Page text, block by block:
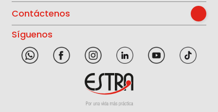
Contáctenos
Síguenos